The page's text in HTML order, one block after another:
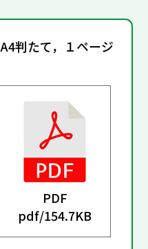
A4判たて，１ページ
PDF
pdf/154.7KB